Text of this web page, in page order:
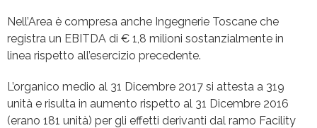
Nell’Area è compresa anche Ingegnerie Toscane che
registra un EBITDA di € 1,8 milioni sostanzialmente in
linea rispetto all’esercizio precedente.
L’organico medio al 31 Dicembre 2017 si attesta a 319
unità e risulta in aumento rispetto al 31 Dicembre 2016
(erano 181 unità) per gli effetti derivanti dal ramo Facility